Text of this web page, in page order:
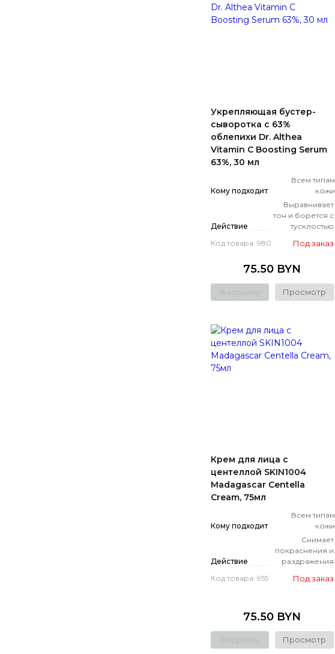
Укрепляющая бустер-
сыворотка с 63%
облепихи Dr. Althea
Vitamin C Boosting Serum
63%, 30 мл
Кому подходит
Всем типам
кожи
Действие
Выравнивает
тон и борется с
тусклостью
Код товара: 980
Под заказ
75.50 BYN
В корзину Просмотр
Крем для лица с
центеллой SKIN1004
Madagascar Centella
Cream, 75мл
Кому подходит
Всем типам
кожи
Действие
Снимает
покраснения и
раздражения
Код товара: 955
Под заказ
75.50 BYN
В корзину Просмотр